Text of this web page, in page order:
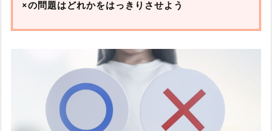
×の問題はどれかをはっきりさせよう